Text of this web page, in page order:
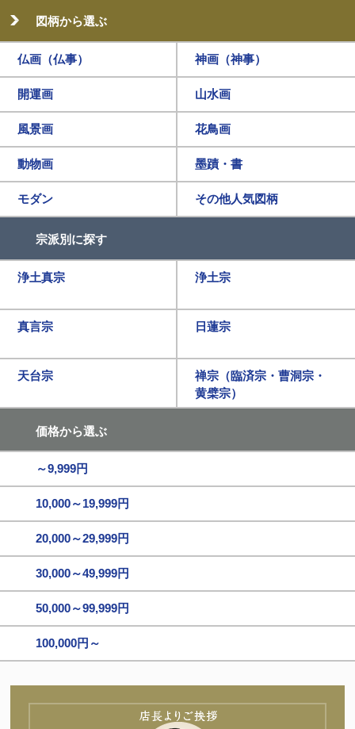
図柄から選ぶ
仏画（仏事） 神画（神事）
開運画 山水画
風景画 花鳥画
動物画 墨蹟・書
モダン その他人気図柄
宗派別に探す
浄土真宗 浄土宗
真言宗 日蓮宗
天台宗
禅宗（臨済宗・曹洞宗・
黄檗宗）
価格から選ぶ
～9,999円
10,000～19,999円
20,000～29,999円
30,000～49,999円
50,000～99,999円
100,000円～